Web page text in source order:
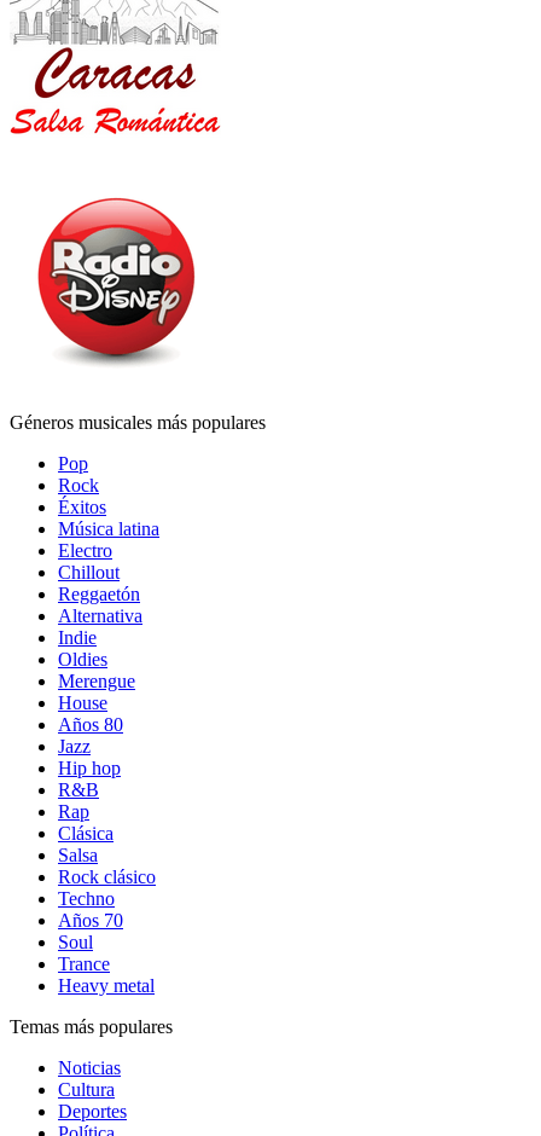
Géneros musicales más populares
Pop
Rock
Éxitos
Música latina
Electro
Chillout
Reggaetón
Alternativa
Indie
Oldies
Merengue
House
Años 80
Jazz
Hip hop
R&B
Rap
Clásica
Salsa
Rock clásico
Techno
Años 70
Soul
Trance
Heavy metal
Temas más populares
Noticias
Cultura
Deportes